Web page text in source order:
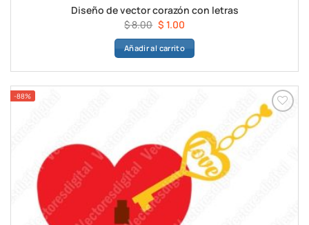
Diseño de vector corazón con letras
$8.00 El
precio
original
$ 8.00.
$ 1.00El
precio
actual
$ 1.00.
Añadir al carrito
-88%